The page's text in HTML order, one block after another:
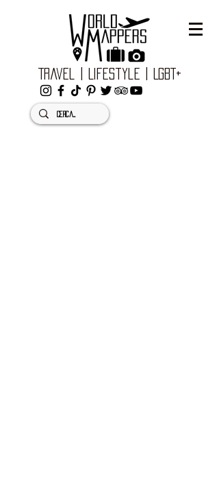
Travel | Lifestyle | LGBT+